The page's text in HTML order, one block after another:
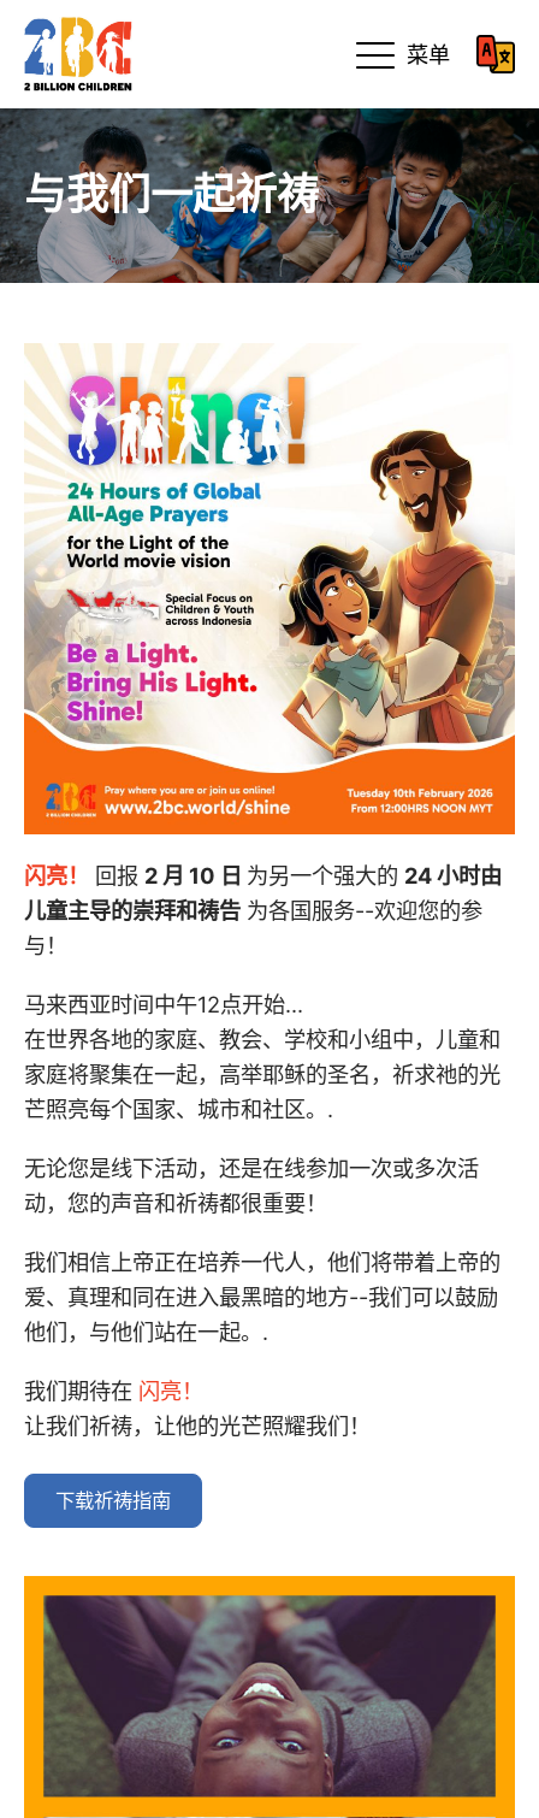
菜单
与我们一起祈祷
闪亮！ 回报 2 月 10 日 为另一个强大的 24 小时由
儿童主导的崇拜和祷告 为各国服务--欢迎您的参
与！
马来西亚时间中午12点开始...
在世界各地的家庭、教会、学校和小组中，儿童和
家庭将聚集在一起，高举耶稣的圣名，祈求祂的光
芒照亮每个国家、城市和社区。.
无论您是线下活动，还是在线参加一次或多次活
动，您的声音和祈祷都很重要！
我们相信上帝正在培养一代人，他们将带着上帝的
爱、真理和同在进入最黑暗的地方--我们可以鼓励
他们，与他们站在一起。.
我们期待在 闪亮！
让我们祈祷，让他的光芒照耀我们！
下载祈祷指南